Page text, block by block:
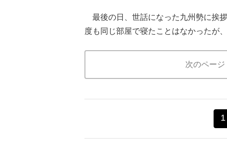
最後の日、世話になった九州勢に挨
度も同じ部屋で寝たことはなかったが
次のページ
1